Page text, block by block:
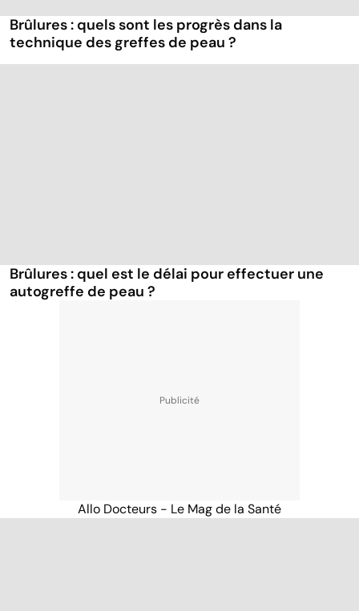
Brûlures : quels sont les progrès dans la
technique des greffes de peau ?
Brûlures : quel est le délai pour effectuer une
autogreffe de peau ?
Allo Docteurs - Le Mag de la Santé